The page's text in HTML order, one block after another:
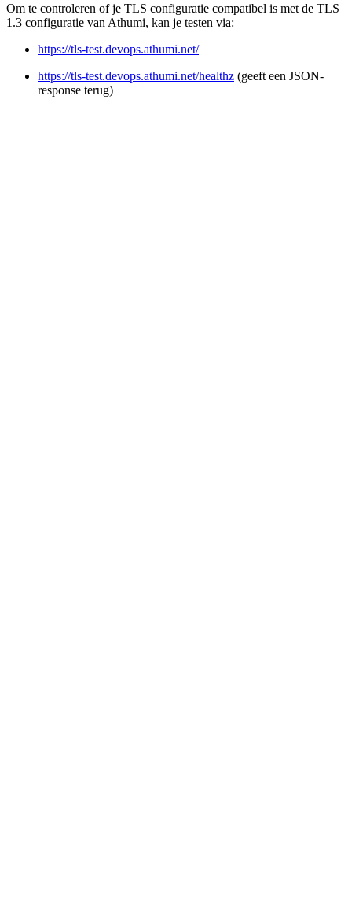
Om te controleren of je TLS configuratie compatibel is met de TLS
1.3 configuratie van Athumi, kan je testen via:
https://tls-test.devops.athumi.net/
https://tls-test.devops.athumi.net/healthz (geeft een JSON-
response terug)